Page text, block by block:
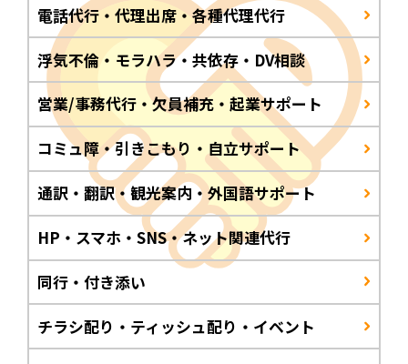
電話代行・代理出席・各種代理代行
浮気不倫・モラハラ・共依存・DV相談
営業/事務代行・欠員補充・起業サポート
コミュ障・引きこもり・自立サポート
通訳・翻訳・観光案内・外国語サポート
HP・スマホ・SNS・ネット関連代行
同行・付き添い
チラシ配り・ティッシュ配り・イベント